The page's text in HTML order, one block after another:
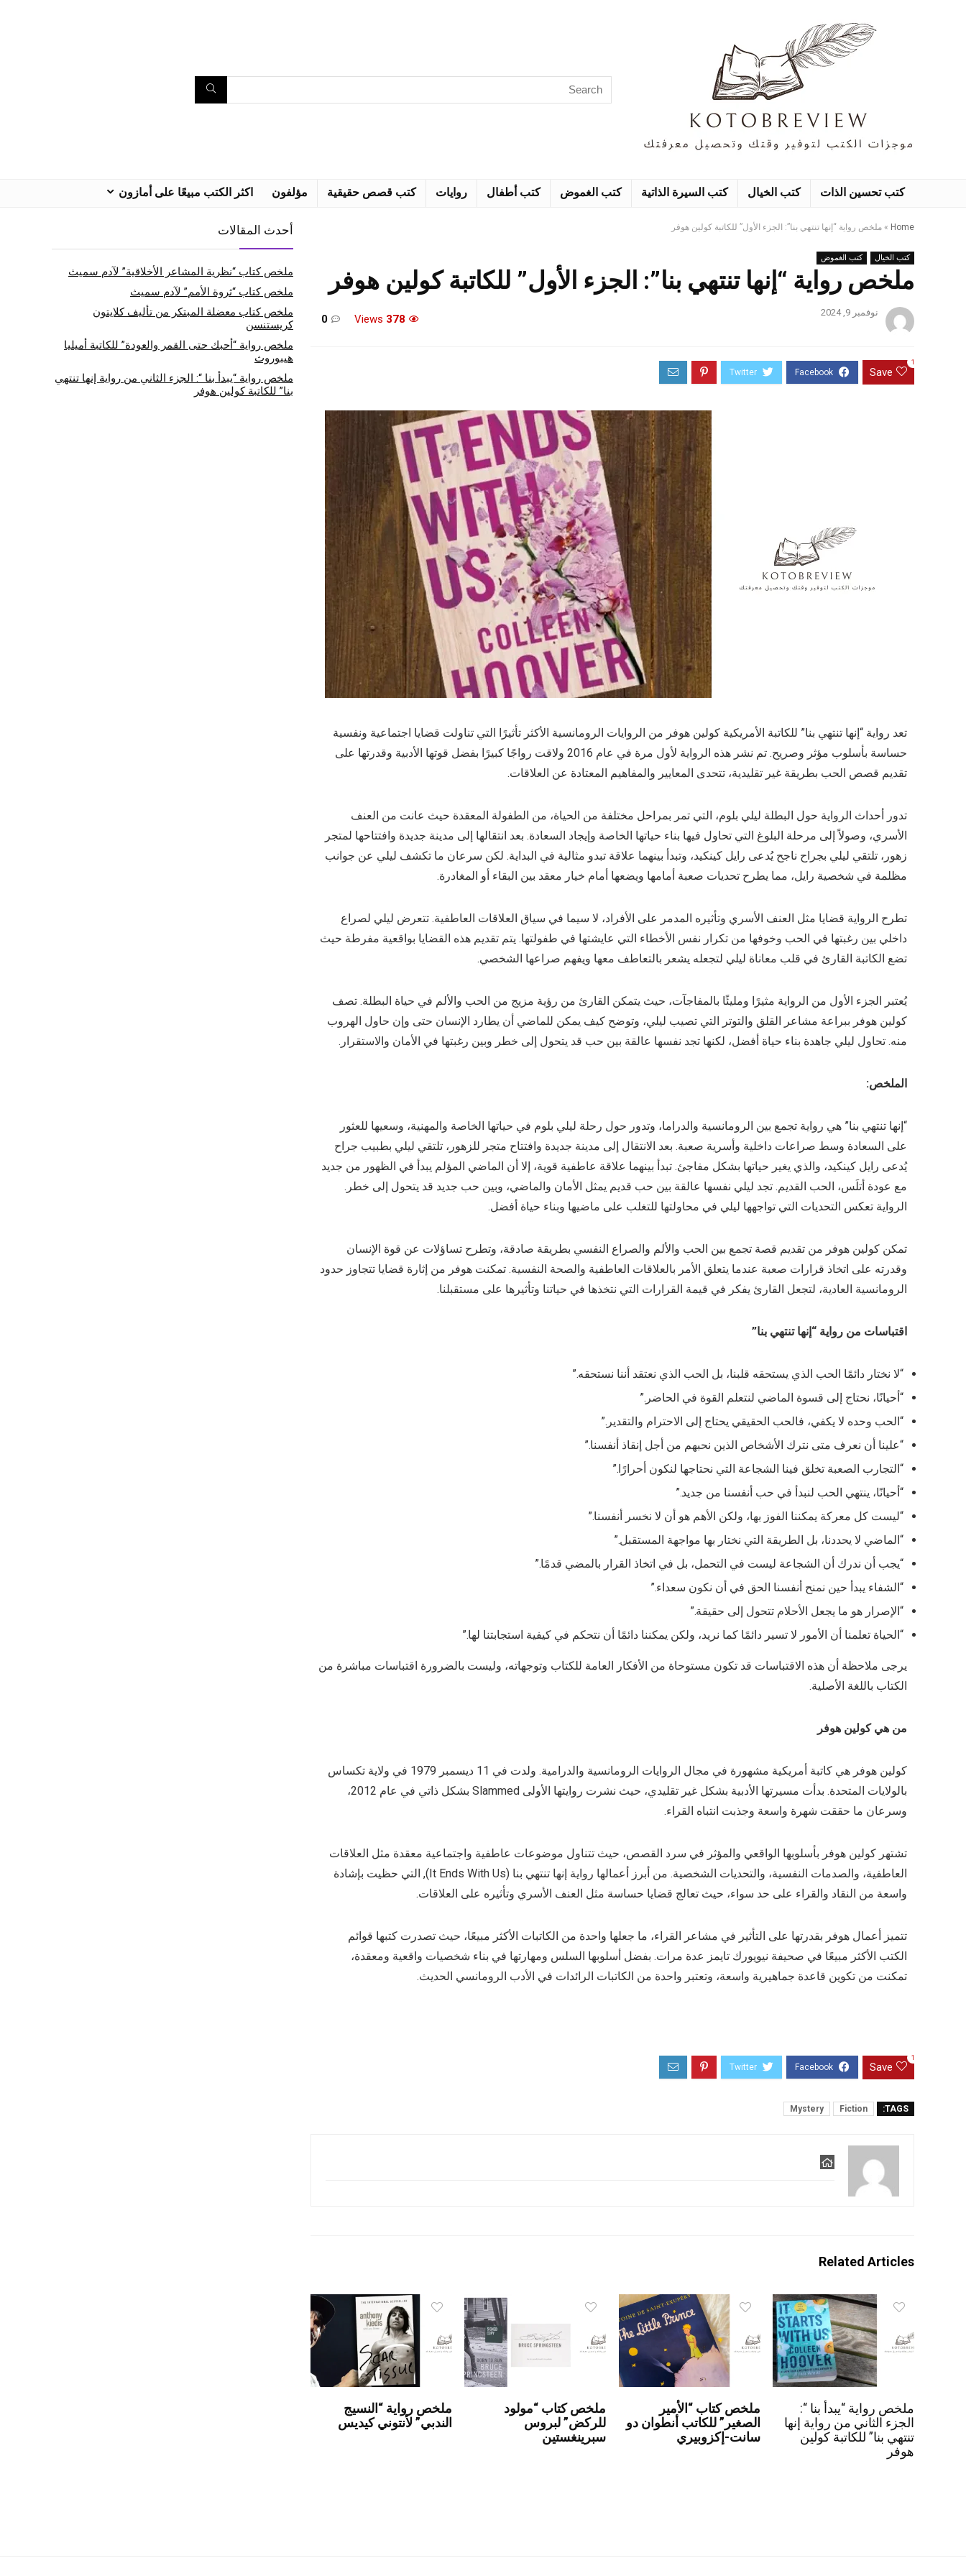
كتب تحسين الذات كتب الخيال كتب السيرة الذاتية كتب الغموض كتب أطفال روايات كتب قصص حقيقية مؤلفون اكثر الكتب مبيعًا على أمازون
Home
» ملخص رواية “إنها تنتهي بنا”: الجزء الأول” للكاتبة كولين هوفر
كتب الخيال كتب الغموض
ملخص رواية “إنها تنتهي بنا”: الجزء الأول” للكاتبة كولين هوفر
نوفمبر 9, 2024
378
0
Save
1
تعد رواية “إنها تنتهي بنا” للكاتبة الأمريكية كولين هوفر من الروايات الرومانسية الأكثر تأثيرًا التي تناولت قضايا اجتماعية ونفسية
حساسة بأسلوب مؤثر وصريح. تم نشر هذه الرواية لأول مرة في عام 2016 ولاقت رواجًا كبيرًا بفضل قوتها الأدبية وقدرتها على
تقديم قصص الحب بطريقة غير تقليدية، تتحدى المعايير والمفاهيم المعتادة عن العلاقات.
تدور أحداث الرواية حول البطلة ليلي بلوم، التي تمر بمراحل مختلفة من الحياة، من الطفولة المعقدة حيث عانت من العنف
الأسري، وصولاً إلى مرحلة البلوغ التي تحاول فيها بناء حياتها الخاصة وإيجاد السعادة. بعد انتقالها إلى مدينة جديدة وافتتاحها لمتجر
زهور، تلتقي ليلي بجراح ناجح يُدعى رايل كينكيد، وتبدأ بينهما علاقة تبدو مثالية في البداية. لكن سرعان ما تكشف ليلي عن جوانب
مظلمة في شخصية رايل، مما يطرح تحديات صعبة أمامها ويضعها أمام خيار معقد بين البقاء أو المغادرة.
تطرح الرواية قضايا مثل العنف الأسري وتأثيره المدمر على الأفراد، لا سيما في سياق العلاقات العاطفية. تتعرض ليلي لصراع
داخلي بين رغبتها في الحب وخوفها من تكرار نفس الأخطاء التي عايشتها في طفولتها. يتم تقديم هذه القضايا بواقعية مفرطة حيث
تضع الكاتبة القارئ في قلب معاناة ليلي لتجعله يشعر بالتعاطف معها ويفهم صراعها الشخصي.
يُعتبر الجزء الأول من الرواية مثيرًا ومليئًا بالمفاجآت، حيث يتمكن القارئ من رؤية مزيج من الحب والألم في حياة البطلة. تصف
كولين هوفر ببراعة مشاعر القلق والتوتر التي تصيب ليلي، وتوضح كيف يمكن للماضي أن يطارد الإنسان حتى وإن حاول الهروب
منه. تحاول ليلي جاهدة بناء حياة أفضل، لكنها تجد نفسها عالقة بين حب قد يتحول إلى خطر وبين رغبتها في الأمان والاستقرار.
الملخص:
“إنها تنتهي بنا” هي رواية تجمع بين الرومانسية والدراما، وتدور حول رحلة ليلي بلوم في حياتها الخاصة والمهنية، وسعيها للعثور
على السعادة وسط صراعات داخلية وأسرية صعبة. بعد الانتقال إلى مدينة جديدة وافتتاح متجر للزهور، تلتقي ليلي بطبيب جراح
يُدعى رايل كينكيد، والذي يغير حياتها بشكل مفاجئ. تبدأ بينهما علاقة عاطفية قوية، إلا أن الماضي المؤلم يبدأ في الظهور من جديد
مع عودة أتلَس، الحب القديم. تجد ليلي نفسها عالقة بين حب قديم يمثل الأمان والماضي، وبين حب جديد قد يتحول إلى خطر.
الرواية تعكس التحديات التي تواجهها ليلي في محاولتها للتغلب على ماضيها وبناء حياة أفضل.
تمكن كولين هوفر من تقديم قصة تجمع بين الحب والألم والصراع النفسي بطريقة صادقة، وتطرح تساؤلات عن قوة الإنسان
وقدرته على اتخاذ قرارات صعبة عندما يتعلق الأمر بالعلاقات العاطفية والصحة النفسية. تمكنت هوفر من إثارة قضايا تتجاوز حدود
الرومانسية العادية، لتجعل القارئ يفكر في قيمة القرارات التي نتخذها في حياتنا وتأثيرها على مستقبلنا.
اقتباسات من رواية “إنها تنتهي بنا”
“لا نختار دائمًا الحب الذي يستحقه قلبنا، بل الحب الذي نعتقد أننا نستحقه.”
“أحيانًا، نحتاج إلى قسوة الماضي لنتعلم القوة في الحاضر.”
“الحب وحده لا يكفي، فالحب الحقيقي يحتاج إلى الاحترام والتقدير.”
“علينا أن نعرف متى نترك الأشخاص الذين نحبهم من أجل إنقاذ أنفسنا.”
“التجارب الصعبة تخلق فينا الشجاعة التي نحتاجها لنكون أحرارًا.”
“أحيانًا، ينتهي الحب لنبدأ في حب أنفسنا من جديد.”
“ليست كل معركة يمكننا الفوز بها، ولكن الأهم هو أن لا نخسر أنفسنا.”
“الماضي لا يحددنا، بل الطريقة التي نختار بها مواجهة المستقبل.”
“يجب أن ندرك أن الشجاعة ليست في التحمل، بل في اتخاذ القرار بالمضي قدمًا.”
“الشفاء يبدأ حين نمنح أنفسنا الحق في أن نكون سعداء.”
“الإصرار هو ما يجعل الأحلام تتحول إلى حقيقة.”
“الحياة تعلمنا أن الأمور لا تسير دائمًا كما نريد، ولكن يمكننا دائمًا أن نتحكم في كيفية استجابتنا لها.”
يرجى ملاحظة أن هذه الاقتباسات قد تكون مستوحاة من الأفكار العامة للكتاب وتوجهاته، وليست بالضرورة اقتباسات مباشرة من
الكتاب باللغة الأصلية.
من هي كولين هوفر
كولين هوفر هي كاتبة أمريكية مشهورة في مجال الروايات الرومانسية والدرامية. ولدت في 11 ديسمبر 1979 في ولاية تكساس
بالولايات المتحدة. بدأت مسيرتها الأدبية بشكل غير تقليدي، حيث نشرت روايتها الأولى Slammed بشكل ذاتي في عام 2012،
وسرعان ما حققت شهرة واسعة وجذبت انتباه القراء.
تشتهر كولين هوفر بأسلوبها الواقعي والمؤثر في سرد القصص، حيث تتناول موضوعات عاطفية واجتماعية معقدة مثل العلاقات
العاطفية، والصدمات النفسية، والتحديات الشخصية. من أبرز أعمالها رواية إنها تنتهي بنا (It Ends With Us), التي حظيت بإشادة
واسعة من النقاد والقراء على حد سواء، حيث تعالج قضايا حساسة مثل العنف الأسري وتأثيره على العلاقات.
تتميز أعمال هوفر بقدرتها على التأثير في مشاعر القراء، ما جعلها واحدة من الكاتبات الأكثر مبيعًا، حيث تصدرت كتبها قوائم
الكتب الأكثر مبيعًا في صحيفة نيويورك تايمز عدة مرات. بفضل أسلوبها السلس ومهارتها في بناء شخصيات واقعية ومعقدة،
تمكنت من تكوين قاعدة جماهيرية واسعة، وتعتبر واحدة من الكاتبات الرائدات في الأدب الرومانسي الحديث.
Save
1
TAGS:
Fiction
Mystery
Related Articles
ملخص رواية “يبدأ بنا “:
الجزء الثاني من رواية إنها
تنتهي بنا” للكاتبة كولين
هوفر
ملخص كتاب “الأمير
الصغير” للكاتب أنطوان دو
سانت-إكزوبيري
ملخص كتاب “مولود
للركض” لبروس
سبرينغستين
ملخص رواية “النسيج
الندبي” لأنتوني كيديس
أحدث المقالات
ملخص كتاب “نظرية المشاعر الأخلاقية” لآدم سميث
ملخص كتاب “ثروة الأمم” لآدم سميث
ملخص كتاب معضلة المبتكر من تأليف كلايتون
كريستنسن
ملخص رواية “أحبك حتى القمر والعودة” للكاتبة أميليا
هيبوروث
ملخص رواية “يبدأ بنا “: الجزء الثاني من رواية إنها تنتهي
بنا” للكاتبة كولين هوفر